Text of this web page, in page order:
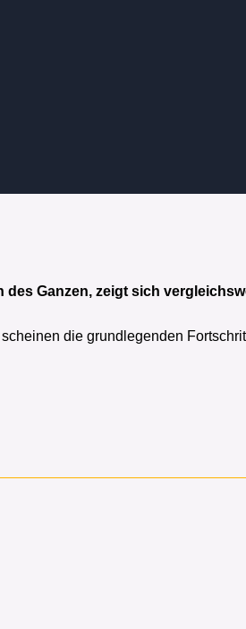
Ganzen, zeigt sich
die grundlegenden